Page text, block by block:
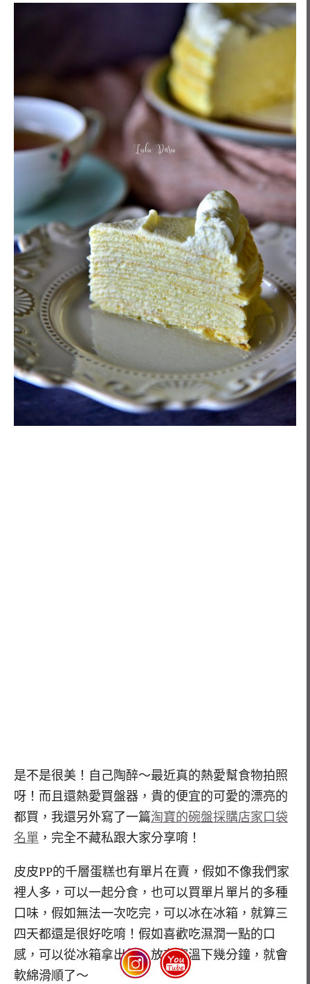
是不是很美！自己陶醉～最近真的熱愛幫食物拍照
呀！而且還熱愛買盤器，貴的便宜的可愛的漂亮的
都買，我還另外寫了一篇淘寶的碗盤採購店家口袋
名單 ，完全不藏私跟大家分享唷！
皮皮PP的千層蛋糕也有單片在賣，假如不像我們家
裡人多，可以一起分食，也可以買單片單片的多種
口味，假如無法一次吃完，可以冰在冰箱，就算三
四天都還是很好吃唷！假如喜歡吃濕潤一點的口
感，可以從冰箱拿出後，放在室溫下幾分鐘，就會
軟綿滑順了～